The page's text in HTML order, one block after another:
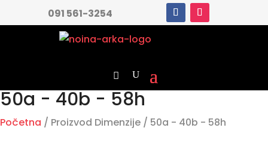
091 561-3254
50a - 40b - 58h
Početna / Proizvod Dimenzije / 50a - 40b - 58h